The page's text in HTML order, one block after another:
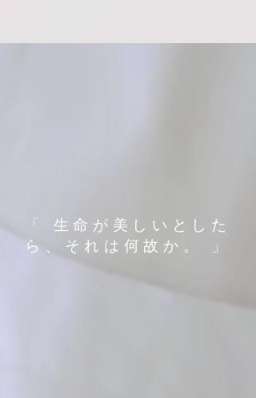
「 生命が美しいとした
ら、それは何故か。 」